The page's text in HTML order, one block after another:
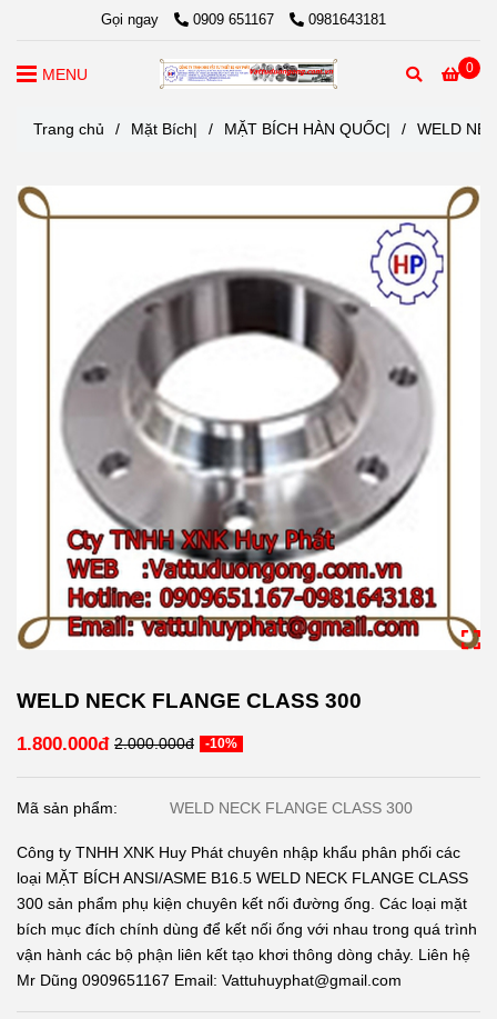
Gọi ngay 0909 651167 0981643181
0
MENU
Trang chủ / Mặt Bích| / MẶT BÍCH HÀN QUỐC| / WELD
WELD NECK FLANGE CLASS 300
1.800.000đ 2.000.000đ -10%
Mã sản phẩm: WELD NECK FLANGE CLASS 300
Công ty TNHH XNK Huy Phát chuyên nhập khẩu phân phối các
loại MẶT BÍCH ANSI/ASME B16.5 WELD NECK FLANGE CLASS
300 sản phẩm phụ kiện chuyên kết nối đường ống. Các loại mặt
bích mục đích chính dùng để kết nối ống với nhau trong quá trình
vận hành các bộ phận liên kết tạo khơi thông dòng chảy. Liên hệ
Mr Dũng 0909651167 Email: Vattuhuyphat@gmail.com